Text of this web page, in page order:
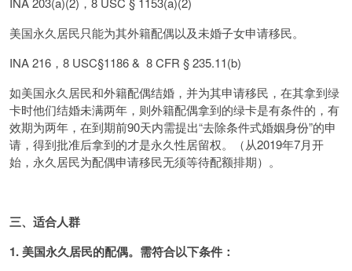
美国永久居民只能为其外籍配偶以及未婚子女申请移民。
INA 216，8 USC§1186 & 8 CFR § 235.11(b)
如美国永久居民和外籍配偶结婚，并为其申请移民，在其拿到绿
卡时他们结婚未满两年，则外籍配偶拿到的绿卡是有条件的，有
效期为两年，在到期前90天内需提出“去除条件式婚姻身份”的申
请，得到批准后拿到的才是永久性居留权。（从2019年7月开
始，永久居民为配偶申请移民无须等待配额排期）。
三、适合人群
1.美国永久居民的配偶。需符合以下条件：